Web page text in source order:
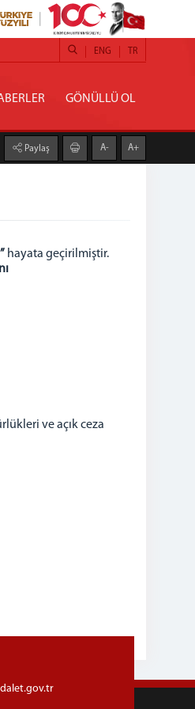
TR
ENG
GÖNÜLLÜ OL
Paylaş A- A+
hayata geçirilmiştir.
ve açık ceza